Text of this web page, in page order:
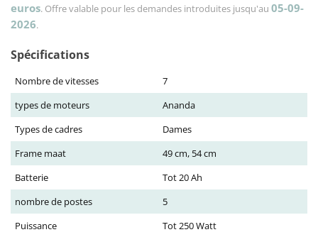
euros. Offre valable pour les demandes introduites jusqu'au 05-09-
2026.
Spécifications
Nombre de vitesses
7
types de moteurs
Ananda
Types de cadres
Dames
Frame maat
49 cm, 54 cm
Batterie
Tot 20 Ah
nombre de postes
5
Puissance
Tot 250 Watt